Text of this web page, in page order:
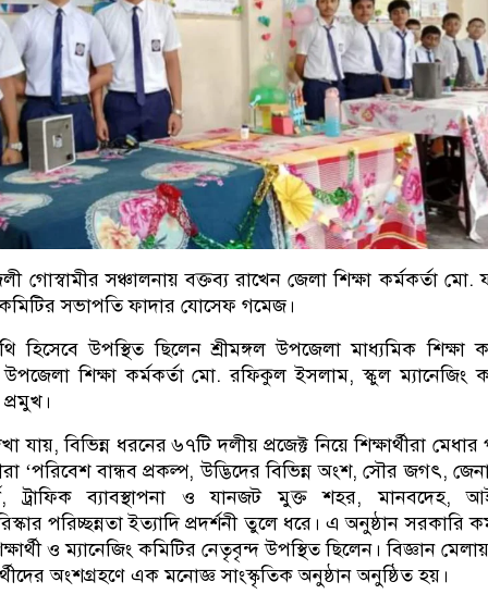
গোস্বামীর সঞ্চালনায় বক্তব্য রাখেন জেলা শিক্ষা কর্মকর্তা
সভাপতি ফাদার যোসেফ গমেজ।
উপস্থিত ছিলেন শ্রীমঙ্গল উপজেলা মাধ্যমিক শিক্ষা
শিক্ষা কর্মকর্তা মো. রফিকুল ইসলাম, স্কুল ম্যানেজিং
যায়, বিভিন্ন ধরনের ৬৭টি দলীয় প্রজেক্ট নিয়ে শিক্ষার্থীরা
‘পরিবেশ বান্ধব প্রকল্প, উদ্ভিদের বিভিন্ন অংশ, সৌর জগৎ,
ট্রাফিক ব্যাবস্থাপনা ও যানজট মুক্ত শহর, মানবদেহ,
পরিচ্ছন্নতা ইত্যাদি প্রদর্শনী তুলে ধরে। এ অনুষ্ঠান সরকারি
ও ম্যানেজিং কমিটির নেতৃবৃন্দ উপস্থিত ছিলেন। বিজ্ঞান
অংশগ্রহণে এক মনোজ্ঞ সাংস্কৃতিক অনুষ্ঠান অনুষ্ঠিত হয়।